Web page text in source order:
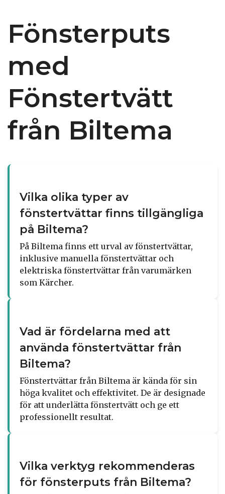
Fönsterputs
med
Fönstertvätt
från Biltema
Vilka olika typer av
fönstertvättar finns tillgängliga
på Biltema?
På Biltema finns ett urval av fönstertvättar,
inklusive manuella fönstertvättar och
elektriska fönstertvättar från varumärken
som Kärcher.
Vad är fördelarna med att
använda fönstertvättar från
Biltema?
Fönstertvättar från Biltema är kända för sin
höga kvalitet och effektivitet. De är designade
för att underlätta fönstertvätt och ge ett
professionellt resultat.
Vilka verktyg rekommenderas
för fönsterputs från Biltema?